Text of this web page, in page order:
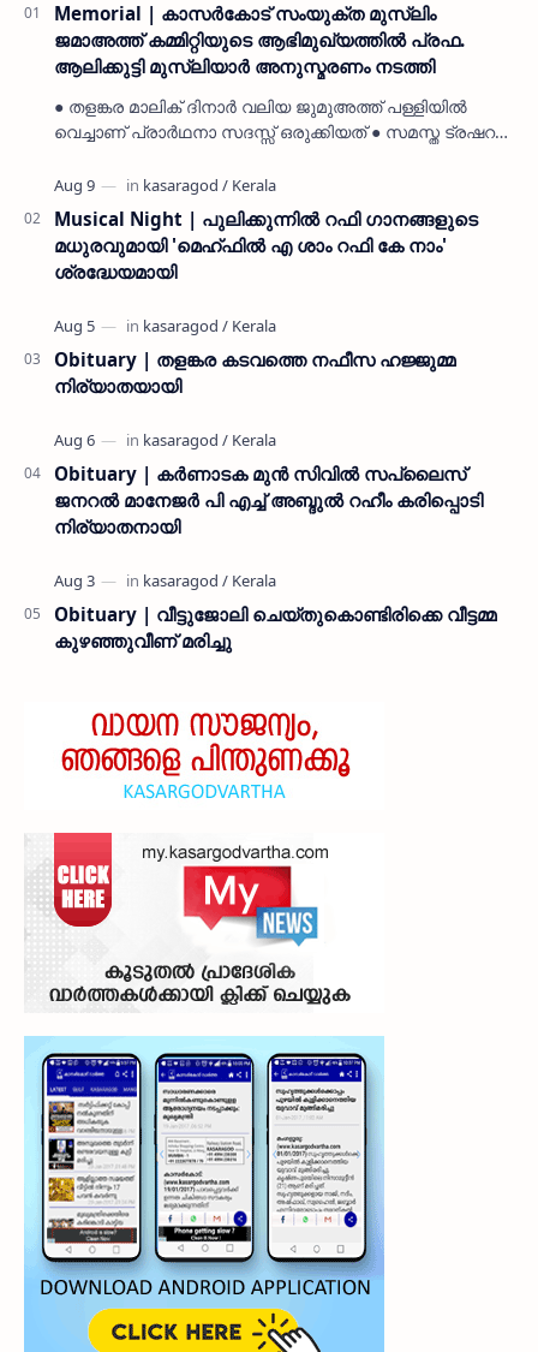
Memorial | കാസർകോട് സംയുക്ത മുസ്ലിം
ജമാഅത്ത് കമ്മിറ്റിയുടെ ആഭിമുഖ്യത്തിൽ പ്രഫ.
ആലിക്കുട്ടി മുസ്ലിയാർ അനുസ്മരണം നടത്തി
● തളങ്കര മാലിക് ദിനാർ വലിയ ജുമുഅത്ത് പള്ളിയിൽ
വെച്ചാണ് പ്രാർഥനാ സദസ്സ് ഒരുക്കിയത് ● സമസ്ത ട്രഷറർ
നൽകി കാസ…
Musical Night | പുലിക്കുന്നിൽ റഫി ഗാനങ്ങളുടെ
മധുരവുമായി 'മെഹ്ഫിൽ എ ശാം റഫി കേ നാം'
ശ്രദ്ധേയമായി
Obituary | തളങ്കര കടവത്തെ നഫീസ ഹജ്ജുമ്മ
നിര്യാതയായി
Obituary | കർണാടക മുൻ സിവില്‍ സപ്ലൈസ്
ജനറൽ മാനേജർ പി എച്ച് അബ്ദുൽ റഹീം കരിപ്പൊടി
നിര്യാതനായി
Obituary | വീട്ടുജോലി ചെയ്തുകൊണ്ടിരിക്കെ വീട്ടമ്മ
കുഴഞ്ഞുവീണ് മരിച്ചു